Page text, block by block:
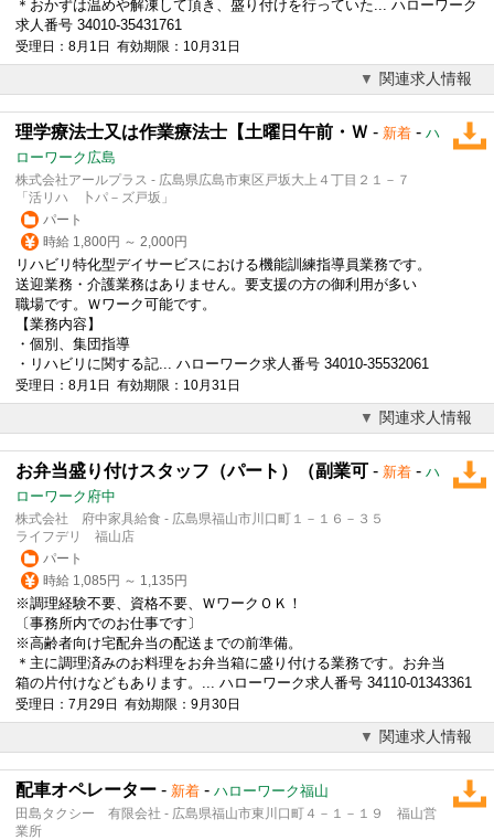
＊おかずは温めや解凍して頂き、盛り付けを行っていた... ハローワーク
求人番号 34010-35431761
受理日：8月1日 有効期限：10月31日
関連求人情報
理学療法士又は作業療法士【土曜日午前・Ｗ - 新着 - ハ
ローワーク広島
株式会社アールプラス - 広島県広島市東区戸坂大上４丁目２１－７
「活リハ 卜パ－ズ戸坂」
パート
時給 1,800円 ～ 2,000円
リハビリ特化型デイサービスにおける機能訓練指導員業務です。
送迎業務・介護業務はありません。要支援の方の御利用が多い
職場です。 Ｗワーク可能です。
【業務内容】
・個別、集団指導
・リハビリに関する記... ハローワーク求人番号 34010-35532061
受理日：8月1日 有効期限：10月31日
関連求人情報
お弁当盛り付けスタッフ（パート）（副業可 - 新着 - ハ
ローワーク府中
株式会社 府中家具給食 - 広島県福山市川口町１－１６－３５
ライフデリ 福山店
パート
時給 1,085円 ～ 1,135円
※調理経験不要、資格不要、 Ｗワーク ＯＫ！
〔事務所内でのお仕事です〕
※高齢者向け宅配弁当の配送までの前準備。
＊主に調理済みのお料理をお弁当箱に盛り付ける業務です。お弁当
箱の片付けなどもあります。... ハローワーク求人番号 34110-01343361
受理日：7月29日 有効期限：9月30日
関連求人情報
配車オペレーター - 新着 - ハローワーク福山
田島タクシー 有限会社 - 広島県福山市東川口町４－１－１９ 福山営
業所